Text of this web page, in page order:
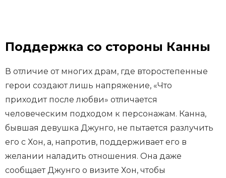
Поддержка со стороны Канны
В отличие от многих драм, где второстепенные
герои создают лишь напряжение, «Что
приходит после любви» отличается
человеческим подходом к персонажам. Канна,
бывшая девушка Джунго, не пытается разлучить
его с Хон, а, напротив, поддерживает его в
желании наладить отношения. Она даже
сообщает Джунго о визите Хон, чтобы